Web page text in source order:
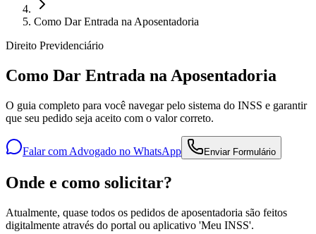
Como Dar Entrada na Aposentadoria
Direito Previdenciário
Como Dar Entrada na Aposentadoria
O guia completo para você navegar pelo sistema do INSS e garantir
que seu pedido seja aceito com o valor correto.
Falar com Advogado no WhatsApp Enviar Formulário
Onde e como solicitar?
Atualmente, quase todos os pedidos de aposentadoria são feitos
digitalmente através do portal ou aplicativo 'Meu INSS'.